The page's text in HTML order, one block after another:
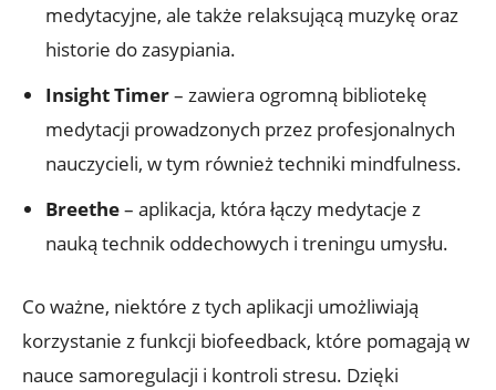
medytacyjne, ale także relaksującą muzykę oraz
historie do zasypiania.
Insight Timer– zawiera ogromną bibliotekę
medytacji prowadzonych przez profesjonalnych
nauczycieli, w tym również techniki mindfulness.
Breethe– aplikacja, która łączy medytacje z
nauką technik oddechowych i treningu umysłu.
Co ważne, niektóre z tych aplikacji umożliwiają
korzystanie z funkcji biofeedback, które pomagają w
nauce samoregulacji i kontroli stresu. Dzięki